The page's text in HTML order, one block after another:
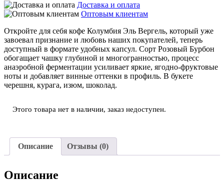
Доставка и оплата
Оптовым клиентам
Откройте для себя кофе Колумбия Эль Вергель, который уже
завоевал признание и любовь наших покупателей, теперь
доступный в формате удобных капсул. Сорт Розовый Бурбон
обогащает чашку глубиной и многогранностью, процесс
анаэробной ферментации усиливает яркие, ягодно-фруктовые
ноты и добавляет винные оттенки в профиль. В букете
черешня, курага, изюм, шоколад.
Этого товара нет в наличии, заказ недоступен.
Описание Отзывы (0)
Описание